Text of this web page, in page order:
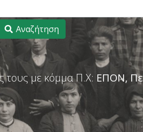
Αναζήτηση
τους με κόμμα Π.Χ: ΕΠΟΝ,